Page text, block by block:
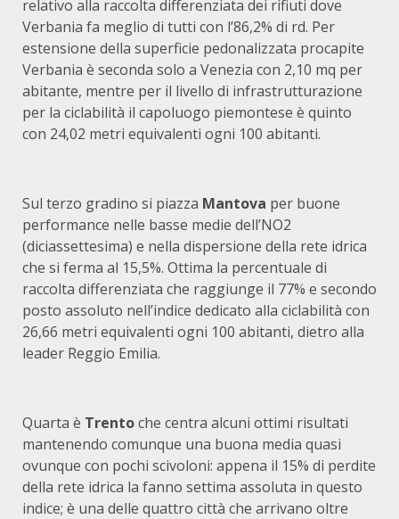
relativo alla raccolta differenziata dei rifiuti dove
Verbania fa meglio di tutti con l’86,2% di rd. Per
estensione della superficie pedonalizzata procapite
Verbania è seconda solo a Venezia con 2,10 mq per
abitante, mentre per il livello di infrastrutturazione
per la ciclabilità il capoluogo piemontese è quinto
con 24,02 metri equivalenti ogni 100 abitanti.
Sul terzo gradino si piazza Mantova per buone
performance nelle basse medie dell’NO2
(diciassettesima) e nella dispersione della rete idrica
che si ferma al 15,5%. Ottima la percentuale di
raccolta differenziata che raggiunge il 77% e secondo
posto assoluto nell’indice dedicato alla ciclabilità con
26,66 metri equivalenti ogni 100 abitanti, dietro alla
leader Reggio Emilia.
Quarta è Trentoche centra alcuni ottimi risultati
mantenendo comunque una buona media quasi
ovunque con pochi scivoloni: appena il 15% di perdite
della rete idrica la fanno settima assoluta in questo
indice; è una delle quattro città che arrivano oltre